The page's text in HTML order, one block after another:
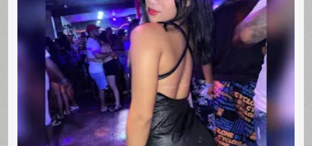
EM
MOTEL
COM
REMOTO
PARTES
É